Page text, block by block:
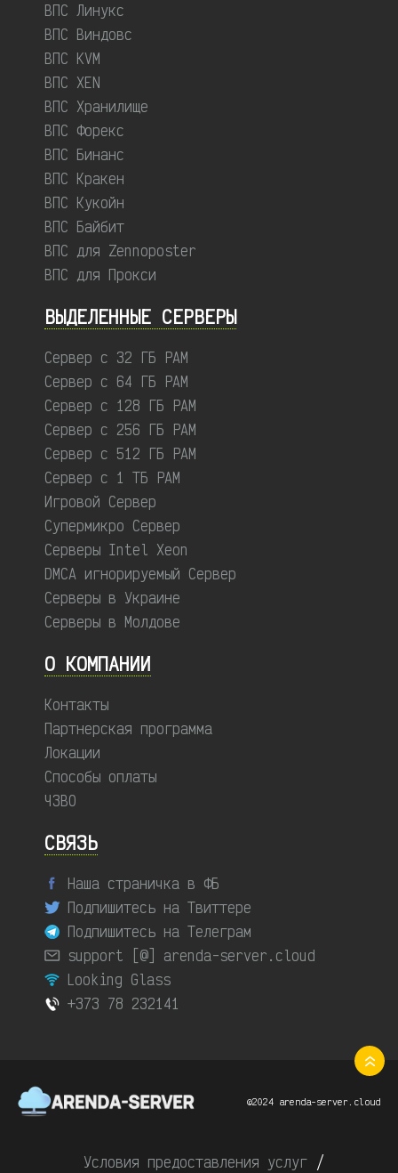
ВПС Линукс
ВПС Виндовс
ВПС KVM
ВПС XEN
ВПС Хранилище
ВПС Форекс
ВПС Бинанс
ВПС Кракен
ВПС Кукойн
ВПС Байбит
ВПС для Zennoposter
ВПС для Прокси
ВЫДЕЛЕННЫЕ CЕРВЕРЫ
Сервер с 32 ГБ РАМ
Сервер с 64 ГБ РАМ
Сервер с 128 ГБ РАМ
Сервер с 256 ГБ РАМ
Сервер с 512 ГБ РАМ
Сервер с 1 ТБ РАМ
Игровой Сервер
Супермикро Сервер
Серверы Intel Xeon
DMCA игнорируемый Сервер
Серверы в Украине
Серверы в Молдове
О КОМПАНИИ
Контакты
Партнерская программа
Локации
Способы оплаты
ЧЗВО
СВЯЗЬ
Наша страничка в ФБ
Подпишитесь на Твиттере
Подпишитесь на Телеграм
support [@] arenda-server.cloud
Looking Glass
+373 78 232141
©2024 arenda-server.cloud
Условия предоставления услуг /